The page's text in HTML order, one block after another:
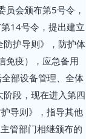
会颁布第5号令，
14号令，提出建立
护导则》，防护体
免疫），应急备用
部设备管理、全体
段，现在进入第四
导则》，指导其他
管部门相继颁布的